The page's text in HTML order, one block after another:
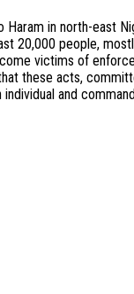
in north-east
20,000 people,
victims of
these acts,
and